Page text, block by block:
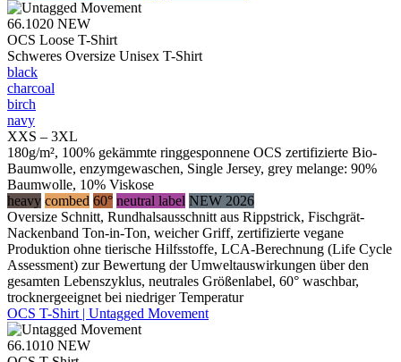
66.1020 NEW
OCS Loose T-Shirt
Schweres Oversize Unisex T-Shirt
black
charcoal
birch
navy
XXS – 3XL
180g/m², 100% gekämmte ringgesponnene OCS zertifizierte Bio-
Baumwolle, enzymgewaschen, Single Jersey, grey melange: 90%
Baumwolle, 10% Viskose
heavy combed 60° neutral label NEW 2026
Oversize Schnitt, Rundhalsausschnitt aus Rippstrick, Fischgrät-
Nackenband Ton-in-Ton, weicher Griff, zertifizierte vegane
Produktion ohne tierische Hilfsstoffe, LCA-Berechnung (Life Cycle
Assessment) zur Bewertung der Umweltauswirkungen über den
gesamten Lebenszyklus, neutrales Größenlabel, 60° waschbar,
trocknergeeignet bei niedriger Temperatur
OCS T-Shirt | Untagged Movement
66.1010 NEW